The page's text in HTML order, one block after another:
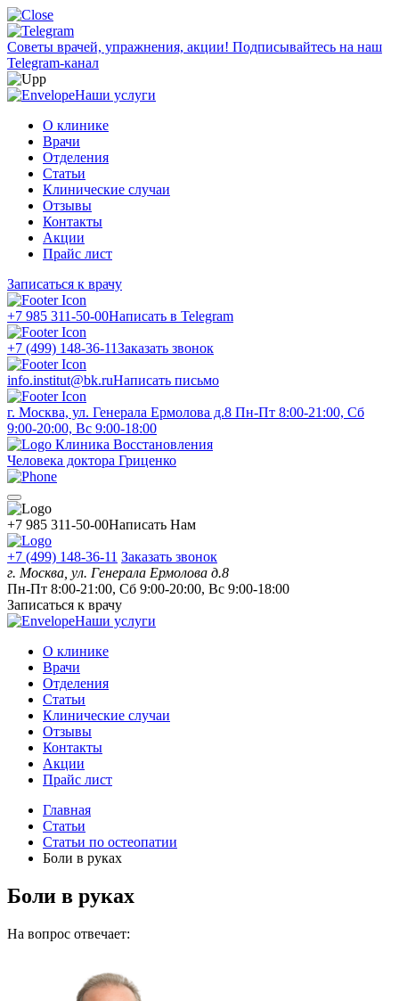
Советы врачей, упражнения, акции! Подписывайтесь на наш
Telegram-канал
Наши услуги
О клинике
Врачи
Отделения
Статьи
Клинические случаи
Отзывы
Контакты
Акции
Прайс лист
Записаться к врачу
+7 985 311-50-00Написать в Telegram
+7 (499) 148-36-11Заказать звонок
info.institut@bk.ruНаписать письмо
г. Москва, ул. Генерала Ермолова д.8 Пн-Пт 8:00-21:00, Сб
9:00-20:00, Вс 9:00-18:00
Клиника Восстановления
Человека доктора Гриценко
+7 985 311-50-00Написать Нам
+7 (499) 148-36-11 Заказать звонок
г. Москва, ул. Генерала Ермолова д.8
Пн-Пт 8:00-21:00, Сб 9:00-20:00, Вс 9:00-18:00
Записаться к врачу
Наши услуги
О клинике
Врачи
Отделения
Статьи
Клинические случаи
Отзывы
Контакты
Акции
Прайс лист
Главная
Статьи
Статьи по остеопатии
Боли в руках
Боли в руках
На вопрос отвечает: